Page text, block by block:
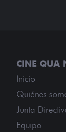
Inicio
Quiénes
Junta
Equipo